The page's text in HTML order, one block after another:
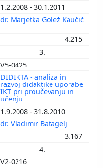
1.2.2008 - 30.1.2011
dr. Marjetka Golež Kaučič
4.215
3.
V5-0425
DIDIKTA - analiza in
razvoj didaktike uporabe
IKT pri proučevanju in
učenju
1.9.2008 - 31.8.2010
dr. Vladimir Batagelj
3.167
4.
V2-0216